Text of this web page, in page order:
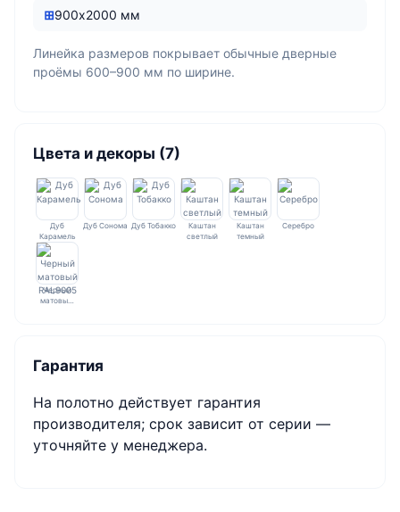
900х2000 мм
Линейка размеров покрывает обычные дверные
проёмы 600–900 мм по ширине.
Цвета и декоры (7)
Дуб
Карамель
Дуб Сонома Дуб Тобакко
Каштан
светлый
Каштан
темный
Серебро
Черный
матовы…
Гарантия
На полотно действует гарантия
производителя; срок зависит от серии —
уточняйте у менеджера.